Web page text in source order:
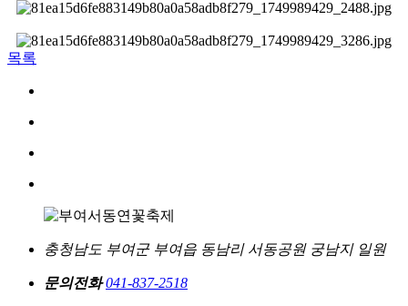
목록
충청남도 부여군 부여읍 동남리 서동공원 궁남지 일원
문의전화 041-837-2518